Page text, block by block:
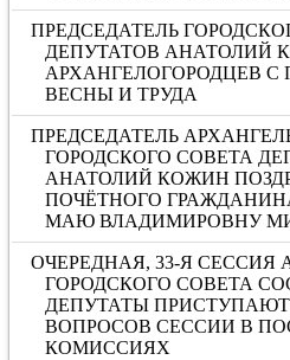
ПРЕДСЕДАТЕЛЬ
ДЕПУТАТОВ АНАТОЛИЙ
АРХАНГЕЛОГОРОДЦЕВ С
ВЕСНЫ И ТРУДА
ПРЕДСЕДАТЕЛЬ
ГОРОДСКОГО СОВЕТА
АНАТОЛИЙ КОЖИН
ПОЧЁТНОГО
МАЮ ВЛАДИМИРОВНУ
ОЧЕРЕДНАЯ, 33-Я СЕССИЯ
ГОРОДСКОГО СОВЕТА
ДЕПУТАТЫ
ВОПРОСОВ СЕССИИ В
КОМИССИЯХ